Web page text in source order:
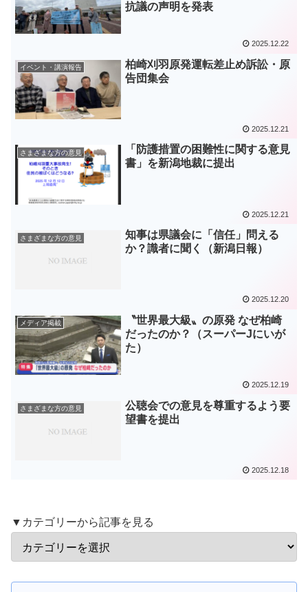
抗議の声明を発表
2025.12.22
イベント・講演報告
柏崎刈羽原発運転差止め訴訟・原
告団集会
2025.12.21
さまざまな方の意見
「防護措置の困難性に関する意見
書」を新潟地裁に提出
2025.12.21
さまざまな方の意見
知事は県議会に「信任」問える
か？識者に聞く（新潟日報）
2025.12.20
メディア掲載
〝世界最大級〟の原発 なぜ柏崎
だったのか？（スーパーJにいが
た）
2025.12.19
さまざまな方の意見
公聴会での意見を尊重するよう要
望書を提出
2025.12.18
▼カテゴリーから記事を見る